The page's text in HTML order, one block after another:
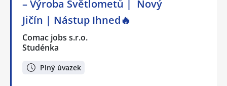
– Výroba Světlometů | Nový
Jičín | Nástup Ihned🔥
Comac jobs s.r.o.
Studénka
Plný úvazek